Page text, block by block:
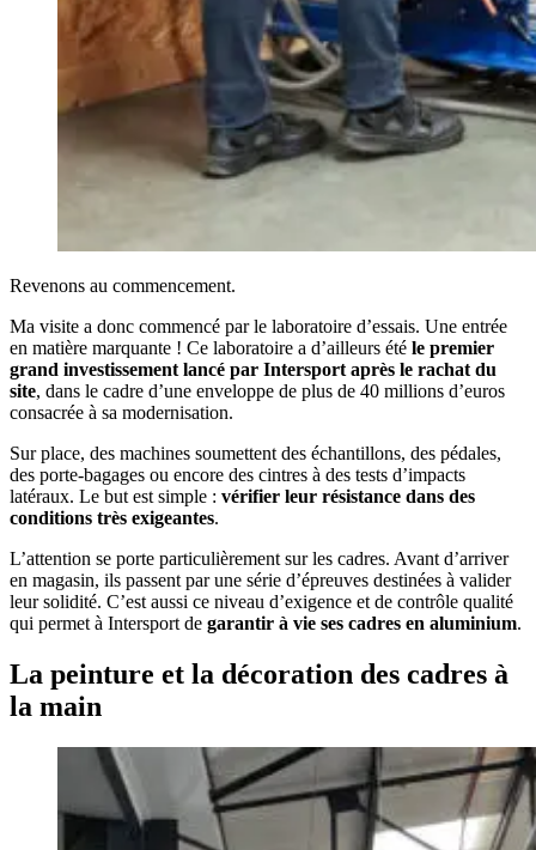
Revenons au commencement.
Ma visite a donc commencé par le laboratoire d’essais. Une entrée
en matière marquante ! Ce laboratoire a d’ailleurs été le premier
grand investissement lancé par Intersport après le rachat du
site, dans le cadre d’une enveloppe de plus de 40 millions d’euros
consacrée à sa modernisation.
Sur place, des machines soumettent des échantillons, des pédales,
des porte-bagages ou encore des cintres à des tests d’impacts
latéraux. Le but est simple : vérifier leur résistance dans des
conditions très exigeantes.
L’attention se porte particulièrement sur les cadres. Avant d’arriver
en magasin, ils passent par une série d’épreuves destinées à valider
leur solidité. C’est aussi ce niveau d’exigence et de contrôle qualité
qui permet à Intersport de garantir à vie ses cadres en aluminium.
La peinture et la décoration des cadres à
la main